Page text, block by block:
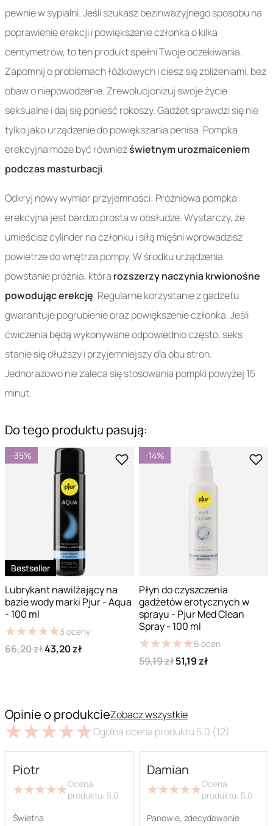
pewnie w sypialni. Jeśli szukasz bezinwazyjnego sposobu na
poprawienie erekcji i powiększenie członka o kilka
centymetrów, to ten produkt spełni Twoje oczekiwania.
Zapomnij o problemach łóżkowych i ciesz się zbliżeniami, bez
obaw o niepowodzenie. Zrewolucjonizuj swoje życie
seksualne i daj się ponieść rokoszy. Gadżet sprawdzi się nie
tylko jako urządzenie do powiększania penisa. Pompka
erekcyjna może być równieżświetnym urozmaiceniem
podczas masturbacji.
Odkryj nowy wymiar przyjemności: Próżniowa pompka
erekcyjna jest bardzo prosta w obsłudze. Wystarczy, że
umieścisz cylinder na członku i siłą mięśni wprowadzisz
powietrze do wnętrza pompy. W środku urządzenia
powstanie próżnia, która rozszerzy naczynia krwionośne
powodując erekcję. Regularne korzystanie z gadżetu
gwarantuje pogrubienie oraz powiększenie członka. Jeśli
ćwiczenia będą wykonywane odpowiednio często, seks
stanie się dłuższy i przyjemniejszy dla obu stron.
Jednorazowo nie zaleca się stosowania pompki powyżej 15
minut.
Do tego produktu pasują:
-35%
Bestseller
Lubrykant nawilżający na
bazie wody marki Pjur - Aqua
- 100 ml
★★★★★
★★★★★3 oceny
66,20 zł43,20 zł
-14%
Płyn do czyszczenia
gadżetów erotycznych w
sprayu - Pjur Med Clean
Spray - 100 ml
★★★★★
★★★★★6 ocen
59,19 zł51,19 zł
Opinie o produkcieZobacz wszystkie
★★★★★
★★★★★Ogólna ocena produktu 5.0 (12)
Piotr
★★★★★
★★★★★Ocena
produktu: 5.0
Świetna
Damian
★★★★★
★★★★★Ocena
produktu: 5.0
Panowie, zdecydowanie